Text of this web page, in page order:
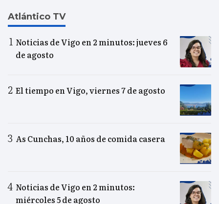
Atlántico TV
Noticias de Vigo en 2 minutos: jueves 6
de agosto
El tiempo en Vigo, viernes 7 de agosto
As Cunchas, 10 años de comida casera
Noticias de Vigo en 2 minutos:
miércoles 5 de agosto